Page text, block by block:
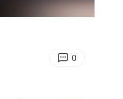
01:01
0